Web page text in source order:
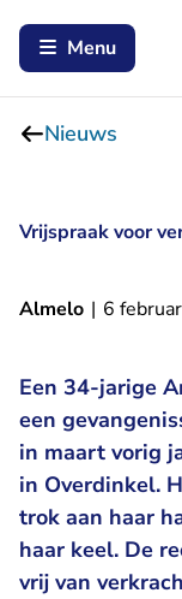
Menu
Nieuws
Vrijspraak voor
Almelo | 6
Een 34-jarige
een
in maart vorig
in Overdinkel.
trok aan haar
haar keel. De
vrij van